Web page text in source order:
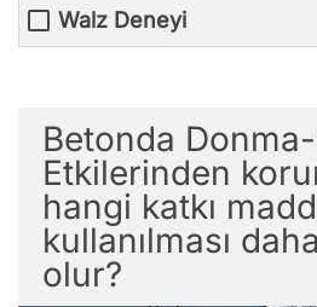
Walz Deneyi
Betonda
Etkilerinden
hangi katkı
kullanılması
olur?